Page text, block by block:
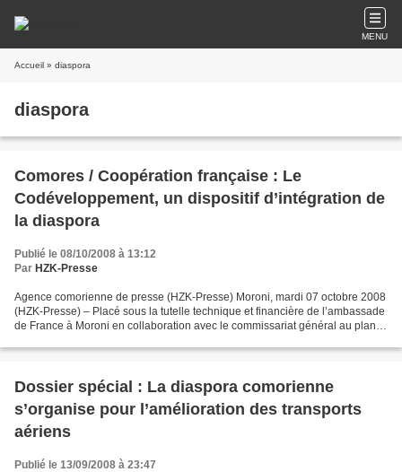
MENU
Accueil » diaspora
diaspora
Comores / Coopération française : Le
Codéveloppement, un dispositif d’intégration de
la diaspora
Publié le 08/10/2008 à 13:12
Par HZK-Presse
Agence comorienne de presse (HZK-Presse) Moroni, mardi 07 octobre 2008
(HZK-Presse) – Placé sous la tutelle technique et financière de l’ambassade
de France à Moroni en collaboration avec le commissariat général au plan et
Dossier spécial : La diaspora comorienne
s’organise pour l’amélioration des transports
aériens
Publié le 13/09/2008 à 23:47